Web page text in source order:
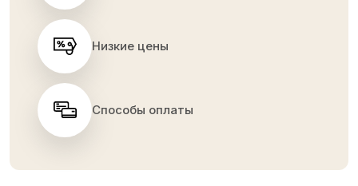
Низкие цены
Способы оплаты